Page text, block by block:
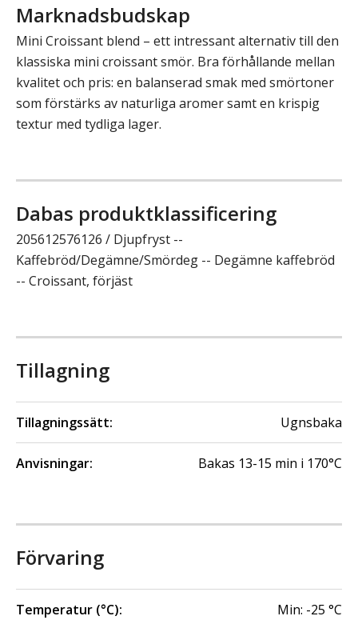
Marknadsbudskap
Mini Croissant blend – ett intressant alternativ till den
klassiska mini croissant smör. Bra förhållande mellan
kvalitet och pris: en balanserad smak med smörtoner
som förstärks av naturliga aromer samt en krispig
textur med tydliga lager.
Dabas produktklassificering
205612576126 / Djupfryst --
Kaffebröd/Degämne/Smördeg -- Degämne kaffebröd
-- Croissant, förjäst
Tillagning
Tillagningssätt: Ugnsbaka
Anvisningar: Bakas 13-15 min i 170°C
Förvaring
Temperatur (°C): Min: -25 °C